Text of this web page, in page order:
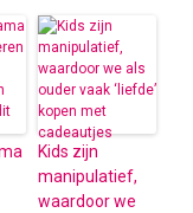
Kids zijn
manipulatief,
waardoor we